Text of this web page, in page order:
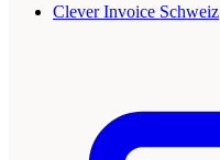
Clever Invoice Schweiz